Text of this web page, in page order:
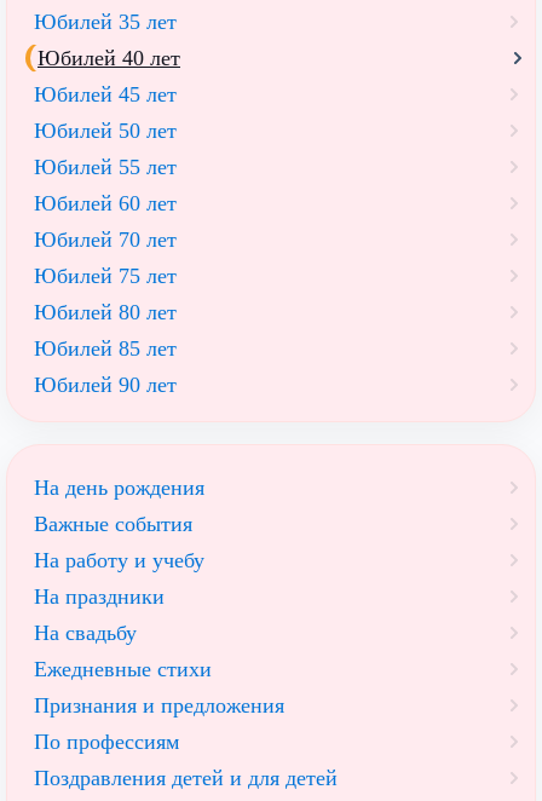
Юбилей 35 лет
Юбилей 40 лет
Юбилей 45 лет
Юбилей 50 лет
Юбилей 55 лет
Юбилей 60 лет
Юбилей 70 лет
Юбилей 75 лет
Юбилей 80 лет
Юбилей 85 лет
Юбилей 90 лет
На день рождения
Важные события
На работу и учебу
На праздники
На свадьбу
Ежедневные стихи
Признания и предложения
По профессиям
Поздравления детей и для детей